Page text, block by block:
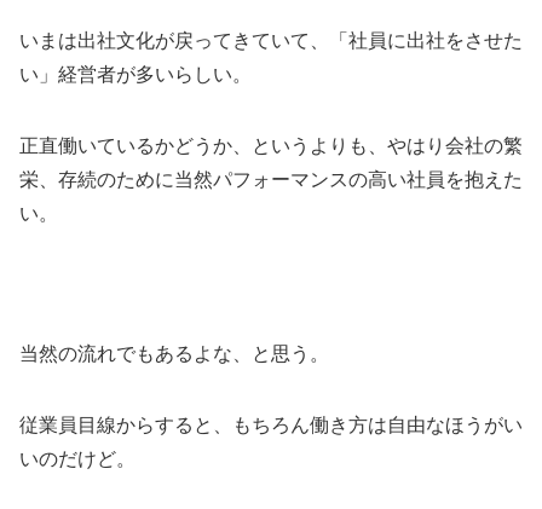
いまは出社文化が戻ってきていて、「社員に出社をさせた
い」経営者が多いらしい。
正直働いているかどうか、というよりも、やはり会社の繁
栄、存続のために当然パフォーマンスの高い社員を抱えた
い。
当然の流れでもあるよな、と思う。
従業員目線からすると、もちろん働き方は自由なほうがい
いのだけど。